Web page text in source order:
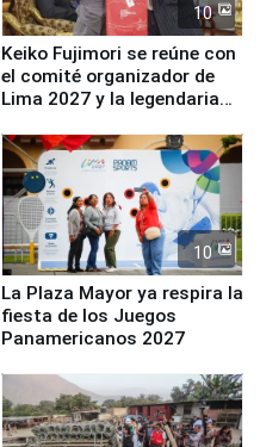
10
Keiko Fujimori se reúne con
el comité organizador de
Lima 2027 y la legendaria
10
La Plaza Mayor ya respira la
fiesta de los Juegos
Panamericanos 2027